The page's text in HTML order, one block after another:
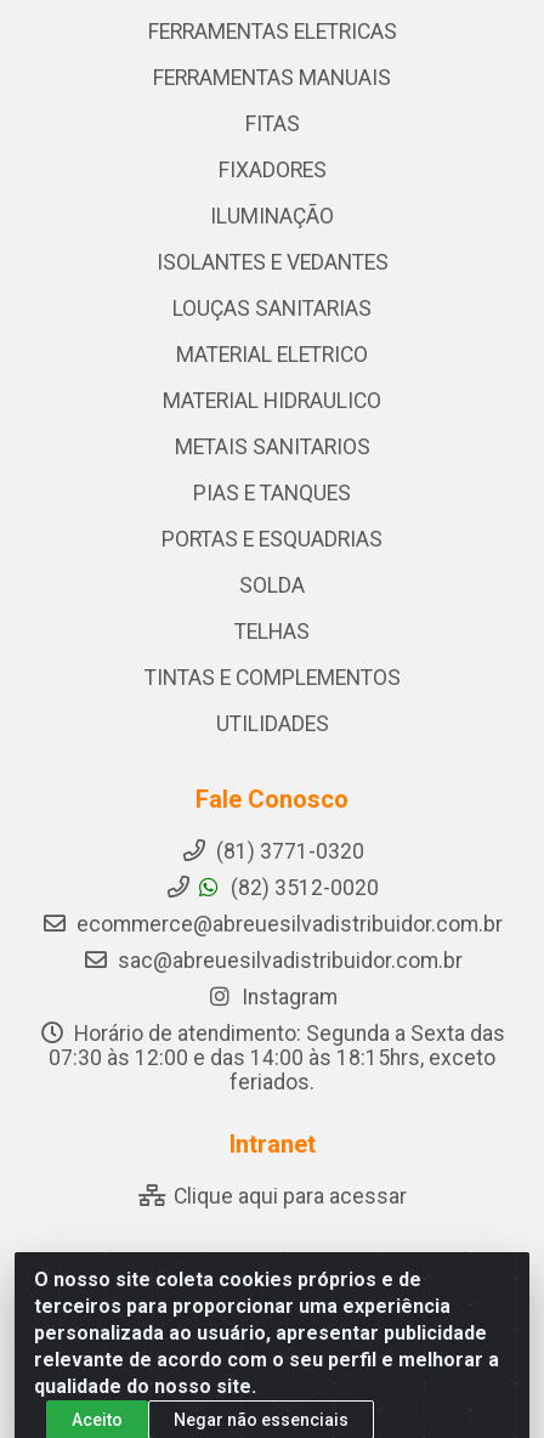
O nosso site coleta cookies próprios e de
terceiros para proporcionar uma experiência
personalizada ao usuário, apresentar publicidade
relevante de acordo com o seu perfil e melhorar a
qualidade do nosso site.
Aceito Negar não essenciais
FERRAMENTAS ELETRICAS
FERRAMENTAS MANUAIS
FITAS
FIXADORES
ILUMINAÇÃO
ISOLANTES E VEDANTES
LOUÇAS SANITARIAS
MATERIAL ELETRICO
MATERIAL HIDRAULICO
METAIS SANITARIOS
PIAS E TANQUES
PORTAS E ESQUADRIAS
SOLDA
TELHAS
TINTAS E COMPLEMENTOS
UTILIDADES
Fale Conosco
(81) 3771-0320
(82) 3512-0020
ecommerce@abreuesilvadistribuidor.com.br
sac@abreuesilvadistribuidor.com.br
Instagram
Horário de atendimento: Segunda a Sexta das
07:30 às 12:00 e das 14:00 às 18:15hrs, exceto
feriados.
Intranet
Clique aqui para acessar
Abreu & Silva - Rua Padre Jose de Souza Leite, 265 - Ariado,
Olho D'Água das Flores/AL - CEP 57.442-000 - CNPJ
04.790.656/0001-06